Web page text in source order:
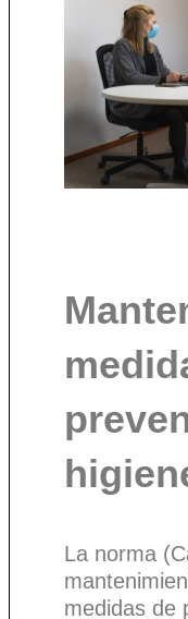
La norma
medidas de